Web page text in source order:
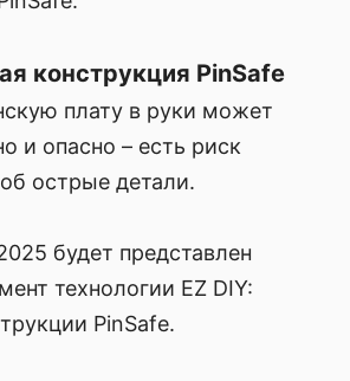
конструкция PinSafe
плату в руки может
и опасно – есть риск
острые детали.
будет представлен
технологии EZ DIY:
PinSafe.